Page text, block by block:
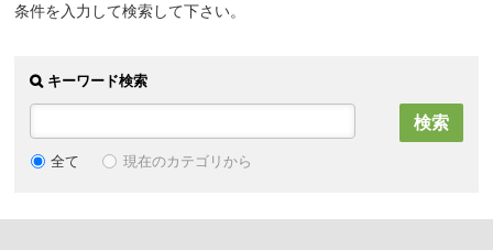
条件を入力して検索して下さい。
キーワード検索
全て 現在のカテゴリから